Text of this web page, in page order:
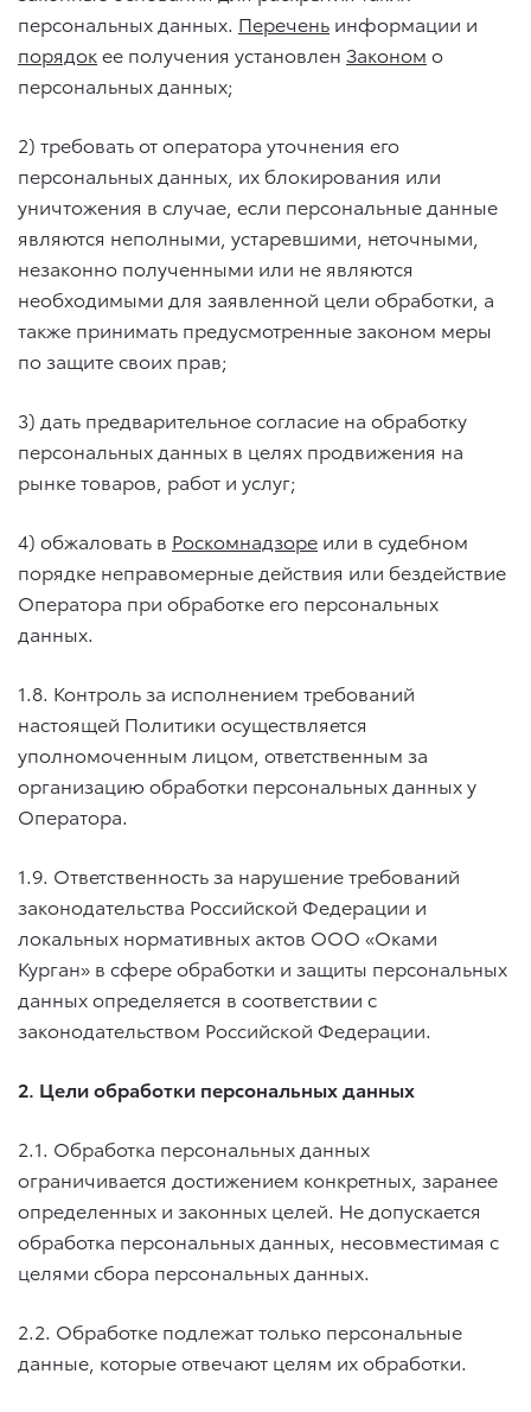
персональных данных. Перечень информации и
порядокее получения установлен Законом о
персональных данных;
2) требовать от оператора уточнения его
персональных данных, их блокирования или
уничтожения в случае, если персональные данные
являются неполными, устаревшими, неточными,
незаконно полученными или не являются
необходимыми для заявленной цели обработки, а
также принимать предусмотренные законом меры
по защите своих прав;
3) дать предварительное согласие на обработку
персональных данных в целях продвижения на
рынке товаров, работ и услуг;
4) обжаловать в Роскомнадзоре или в судебном
порядке неправомерные действия или бездействие
Оператора при обработке его персональных
данных.
1.8. Контроль за исполнением требований
настоящей Политики осуществляется
уполномоченным лицом, ответственным за
организацию обработки персональных данных у
Оператора.
1.9. Ответственность за нарушение требований
законодательства Российской Федерации и
локальных нормативных актов ООО «Оками
Курган» в сфере обработки и защиты персональных
данных определяется в соответствии с
законодательством Российской Федерации.
2. Цели обработки персональных данных
2.1. Обработка персональных данных
ограничивается достижением конкретных, заранее
определенных и законных целей. Не допускается
обработка персональных данных, несовместимая с
целями сбора персональных данных.
2.2. Обработке подлежат только персональные
данные, которые отвечают целям их обработки.